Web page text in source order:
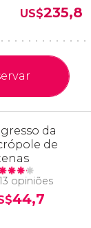
US$235,8
da
de
opiniões
44,7